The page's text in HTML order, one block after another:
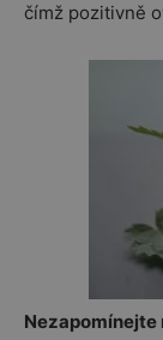
čímž pozitivně
Nezapomínejte